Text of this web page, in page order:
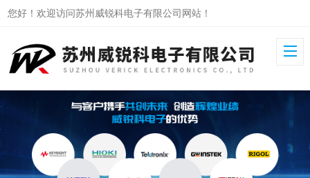
您好！欢迎访问苏州威锐科电子有限公司网站！